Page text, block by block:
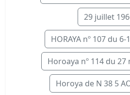
29 juillet
HORAYA nº 107 du 6-
Horoaya nº 114 du 27
Horoya de N 38 5